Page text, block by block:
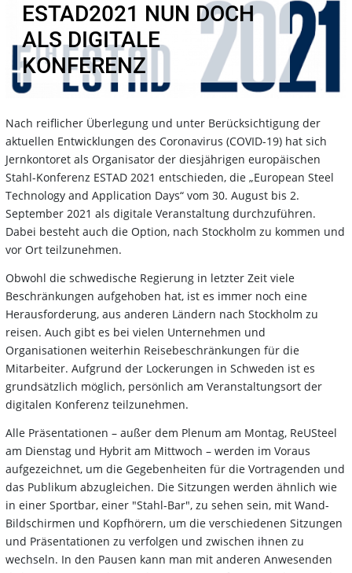
ESTAD2021 NUN DOCH
ALS DIGITALE
KONFERENZ
Nach reiflicher Überlegung und unter Berücksichtigung der
aktuellen Entwicklungen des Coronavirus (COVID-19) hat sich
Jernkontoret als Organisator der diesjährigen europäischen
Stahl-Konferenz ESTAD 2021 entschieden, die „European Steel
Technology and Application Days“ vom 30. August bis 2.
September 2021 als digitale Veranstaltung durchzuführen.
Dabei besteht auch die Option, nach Stockholm zu kommen und
vor Ort teilzunehmen.
Obwohl die schwedische Regierung in letzter Zeit viele
Beschränkungen aufgehoben hat, ist es immer noch eine
Herausforderung, aus anderen Ländern nach Stockholm zu
reisen. Auch gibt es bei vielen Unternehmen und
Organisationen weiterhin Reisebeschränkungen für die
Mitarbeiter. Aufgrund der Lockerungen in Schweden ist es
grundsätzlich möglich, persönlich am Veranstaltungsort der
digitalen Konferenz teilzunehmen.
Alle Präsentationen – außer dem Plenum am Montag, ReUSteel
am Dienstag und Hybrit am Mittwoch – werden im Voraus
aufgezeichnet, um die Gegebenheiten für die Vortragenden und
das Publikum abzugleichen. Die Sitzungen werden ähnlich wie
in einer Sportbar, einer "Stahl-Bar", zu sehen sein, mit Wand-
Bildschirmen und Kopfhörern, um die verschiedenen Sitzungen
und Präsentationen zu verfolgen und zwischen ihnen zu
wechseln. In den Pausen kann man mit anderen Anwesenden